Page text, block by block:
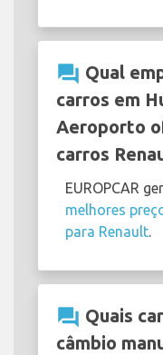
question_answer Qual
carros em
Aeroporto
carros
EUROPCAR
melhores
para Renault.
question_answer Quais
câmbio